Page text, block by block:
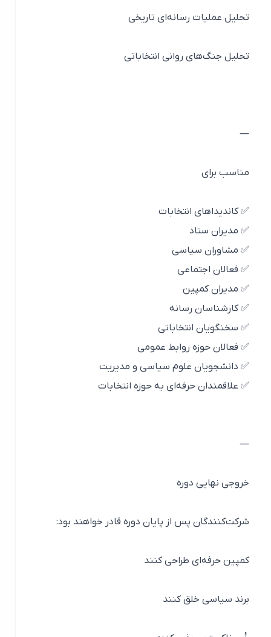
تحلیل عملیات رسانه‌ای تاریخی
تحلیل جنگ‌های روانی انتخاباتی
مناسب برای
✅ کاندیداهای انتخابات
✅ مدیران ستاد
✅ مشاوران سیاسی
✅ فعالان اجتماعی
✅ مدیران کمپین
✅ کارشناسان رسانه
✅ سخنگویان انتخاباتی
✅ فعالان حوزه روابط عمومی
✅ دانشجویان علوم سیاسی و مدیریت
✅ علاقمندان حرفه‌ای به حوزه انتخابات
خروجی نهایی دوره
شرکت‌کنندگان پس از پایان دوره قادر خواهند بود:
کمپین حرفه‌ای طراحی کنند
برند سیاسی خلق کنند